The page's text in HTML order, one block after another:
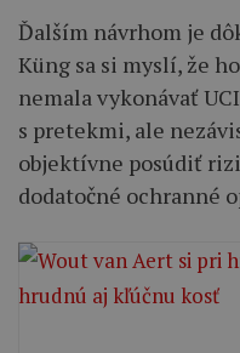
Ďalším návrhom je
Küng sa si myslí, že
nemala vykonávať
s pretekmi, ale
objektívne posúdiť
dodatočné ochranné